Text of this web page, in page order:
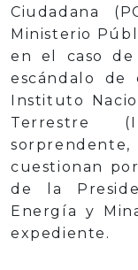
Ciudadana
Ministerio
en el caso
escándalo de
Instituto
Terrestre
cuestionan
de la
Energía y
expediente.